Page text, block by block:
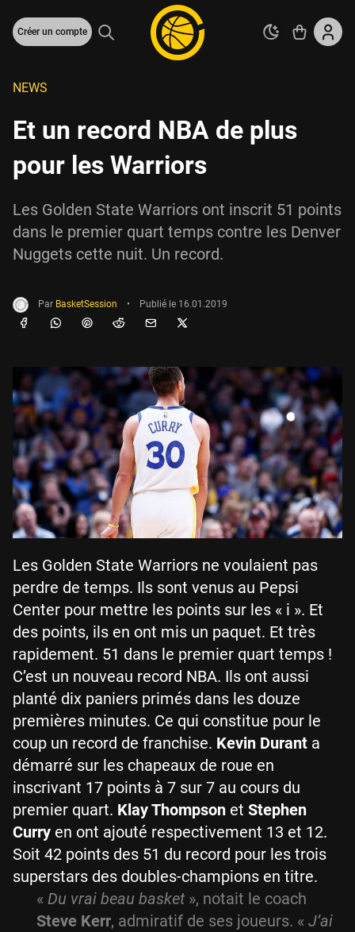
Créer un compte
NEWS
Et un record NBA de plus
pour les Warriors
Les Golden State Warriors ont inscrit 51 points
dans le premier quart temps contre les Denver
Nuggets cette nuit. Un record.
Par BasketSession • Publié le 16.01.2019
Les Golden State Warriors ne voulaient pas
perdre de temps. Ils sont venus au Pepsi
Center pour mettre les points sur les « i ». Et
des points, ils en ont mis un paquet. Et très
rapidement. 51 dans le premier quart temps !
C’est un nouveau record NBA. Ils ont aussi
planté dix paniers primés dans les douze
premières minutes. Ce qui constitue pour le
coup un record de franchise. Kevin Durant a
démarré sur les chapeaux de roue en
inscrivant 17 points à 7 sur 7 au cours du
premier quart. Klay Thompson et Stephen
Curry en ont ajouté respectivement 13 et 12.
Soit 42 points des 51 du record pour les trois
superstars des doubles-champions en titre.
« Du vrai beau basket», notait le coach
Steve Kerr, admiratif de ses joueurs. « J’ai